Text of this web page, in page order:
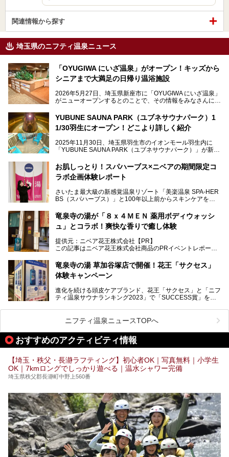
関連情報から探す
埼玉県のニフティ温泉ニュース
「OYUGIWA にいざ温泉」がオープン！キッズから
シニアまで大満足の日帰り温浴施設
2026年5月27日、埼玉県新座市に「OYUGIWA にいざ温泉」
がニューオープンするとのことで、その情報をみなさんにい
メインとなる黒湯の天然温泉や本格的なサウナをはじめ、4
種類のリラックスルームやお食事処、他施設とは一線を画す
てきました！
YUBUNE SAUNA PARK（ユブネサウナパーク）1
1/30羽生にオープン！どこより詳しく紹介
2025年11月30日、埼玉県羽生市のイオンモール羽生内に
「YUBUNE SAUNA PARK（ユブネサウナパーク）」が新規
今年の4月1日から楽久屋グループの一員となった「湯舞音
（ユブネ）」が新ブランド「YUBUNE SAUNA PARK」を立
湯舞音らしいサウナにこだわった遊び心満点の"銭湯×屋外サ
ウナ"施設で、男女別のお風呂のほか、水着やサウナ着で楽
ど、ユニークなポイントがいっぱい！
オープン前取材に行ってきましたので、早速どこより詳しく
紹介しちゃいます！
お肌しっとり！スパハーブス×ニベアの期間限定コ
ラボ企画体験レポート
さいたま最大級の新感覚温泉リゾート「美楽温泉 SPA-HER
BS（スパハーブス）」と100年以上前からスキンケアを考
読者モデルやインスタグラマーとして活躍している、美容＆
スパ大好きの畑瀬愛さんと取材してきました。
提供元：ニベア花王株式会社【PR】
この記事はニベア花王株式会社商品のPRイベントレポート
竜泉寺の湯が「８ｘ４ＭＥＮ 薬用ボディウォッシ
ュ」とコラボ！爽快な香りで癒し体験
提供元：ニベア花王株式会社【PR】
この記事はニベア花王株式会社商品のPRイベントレポート
ーーー
注目のボディウォッシュアイテム「８ｘ４ＭＥＮ 薬用ボデ
全国総合2位にランクインした人気温浴施設「竜泉寺の湯 草
加谷塚店」がコラボイベントを期間限定で開催中ということ
気になるその内容をチェックしてきました！
竜泉寺の湯 草加谷塚店で開催！花王「サクセス」
体験キャンペーン
進化を続ける頭皮ケアブランド、花王「サクセス」と「ニフ
ティ温泉サウナランキング2023」で「SUCCESS賞」を獲
ベントを開催。
早速訪問し、気になるその内容を取材してきました！
───
提供元：花王株式会社【PR】
す。
ニフティ温泉ニュースTOPへ
おすすめのアクティビティ情報
【埼玉・秩父・長瀞ラフティング】初心者OK｜写真無料｜小学生
OK｜7kmロングでしっかり遊べる｜温水シャワー完備
埼玉県秩父郡長瀞町中野上560番